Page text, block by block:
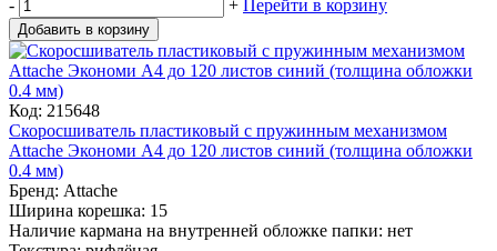
- + Перейти в корзину
Добавить в корзину
Код: 215648
Скоросшиватель пластиковый с пружинным механизмом
Attache Экономи A4 до 120 листов синий (толщина обложки
0.4 мм)
Бренд: Attache
Ширина корешка: 15
Наличие кармана на внутренней обложке папки: нет